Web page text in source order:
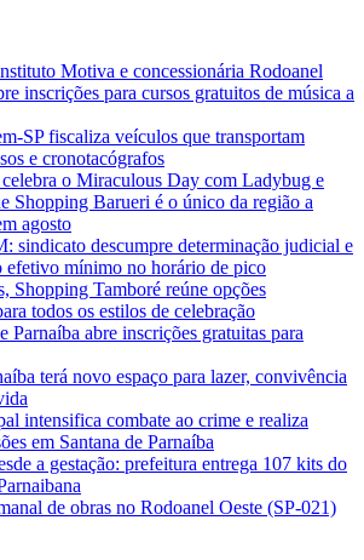
Motiva e concessionária Rodoanel
inscrições para cursos gratuitos de música a
SP fiscaliza veículos que transportam
e cronotacógrafos
o Miraculous Day com Ladybug e
Shopping Barueri é o único da região a
agosto
sindicato descumpre determinação judicial e
efetivo mínimo no horário de pico
Shopping Tamboré reúne opções
todos os estilos de celebração
Parnaíba abre inscrições gratuitas para
terá novo espaço para lazer, convivência
intensifica combate ao crime e realiza
em Santana de Parnaíba
a gestação: prefeitura entrega 107 kits do
de obras no Rodoanel Oeste (SP-021)